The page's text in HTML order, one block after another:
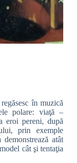
în muzică
polare: viaţă –
eroi pereni, după
prin exemple
atât
cât şi tentaţia